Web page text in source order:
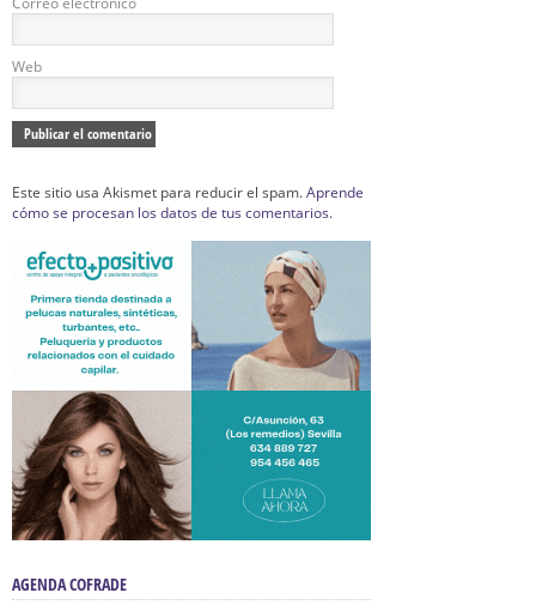
Web
Este sitio usa Akismet para reducir el spam.Aprende
cómo se procesan los datos de tus comentarios.
AGENDA COFRADE